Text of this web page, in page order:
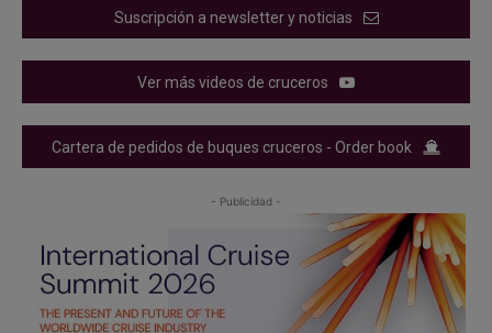
Suscripción a newsletter y noticias
Ver más videos de cruceros
Cartera de pedidos de buques cruceros - Order book
- Publicidad -